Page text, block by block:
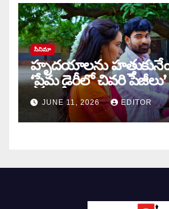
సినిమా
హృదయాలను
‘ప్రేమ డైరీలో చివరి పేజీలు’
JUNE 11, 2026 EDITOR